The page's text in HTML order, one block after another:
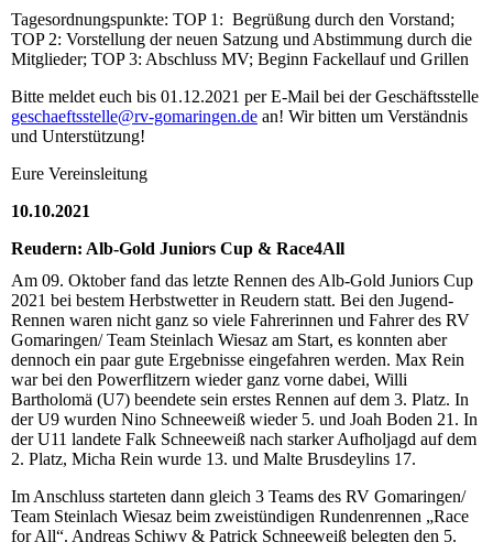
Tagesordnungspunkte: TOP 1: Begrüßung durch den Vorstand;
TOP 2: Vorstellung der neuen Satzung und Abstimmung durch die
Mitglieder; TOP 3: Abschluss MV; Beginn Fackellauf und Grillen
Bitte meldet euch bis 01.12.2021 per E-Mail bei der Geschäftsstelle
geschaeftsstelle@rv-gomaringen.de an! Wir bitten um Verständnis
und Unterstützung!
Eure Vereinsleitung
10.10.2021
Reudern: Alb-Gold Juniors Cup & Race4All
Am 09. Oktober fand das letzte Rennen des Alb-Gold Juniors Cup
2021 bei bestem Herbstwetter in Reudern statt. Bei den Jugend-
Rennen waren nicht ganz so viele Fahrerinnen und Fahrer des RV
Gomaringen/ Team Steinlach Wiesaz am Start, es konnten aber
dennoch ein paar gute Ergebnisse eingefahren werden. Max Rein
war bei den Powerflitzern wieder ganz vorne dabei, Willi
Bartholomä (U7) beendete sein erstes Rennen auf dem 3. Platz. In
der U9 wurden Nino Schneeweiß wieder 5. und Joah Boden 21. In
der U11 landete Falk Schneeweiß nach starker Aufholjagd auf dem
2. Platz, Micha Rein wurde 13. und Malte Brusdeylins 17.
Im Anschluss starteten dann gleich 3 Teams des RV Gomaringen/
Team Steinlach Wiesaz beim zweistündigen Rundenrennen „Race
for All“. Andreas Schiwy & Patrick Schneeweiß belegten den 5.